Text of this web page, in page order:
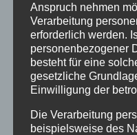
Auch nach seiner
unserer
großer Begeisterung
Stadtgymnasiums
unserer
Talent, seine
schwer zu schließen
Anspruch nehmen
Verarbeitung
erforderlich werden.
personenbezogener
besteht für eine
gesetzliche
Einwilligung der
Die Verarbeitung
beispielsweise des